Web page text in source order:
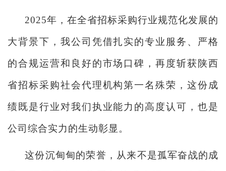
2025年，在全省招标采购行业规范化发展的
大背景下，我公司凭借扎实的专业服务、严格
的合规运营和良好的市场口碑，再度斩获陕西
省招标采购社会代理机构第一名殊荣，这份成
绩既是行业对我们执业能力的高度认可，也是
公司综合实力的生动彰显。
这份沉甸甸的荣誉，从来不是孤军奋战的成